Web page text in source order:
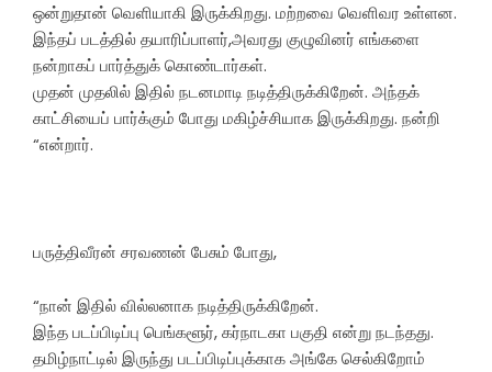
ஒன்றுதான் வெளியாகி இருக்கிறது. மற்றவை வெளிவர உள்ளன.
இந்தப் படத்தில் தயாரிப்பாளர்,அவரது குழுவினர் எங்களை
நன்றாகப் பார்த்துக் கொண்டார்கள்.
முதன் முதலில் இதில் நடனமாடி நடித்திருக்கிறேன். அந்தக்
காட்சியைப் பார்க்கும் போது மகிழ்ச்சியாக இருக்கிறது. நன்றி
“என்றார்.
பருத்திவீரன் சரவணன் பேசும் போது,
“நான் இதில் வில்லனாக நடித்திருக்கிறேன்.
இந்த படப்பிடிப்பு பெங்களூர், கர்நாடகா பகுதி என்று நடந்தது.
தமிழ்நாட்டில் இருந்து படப்பிடிப்புக்காக அங்கே செல்கிறோம்